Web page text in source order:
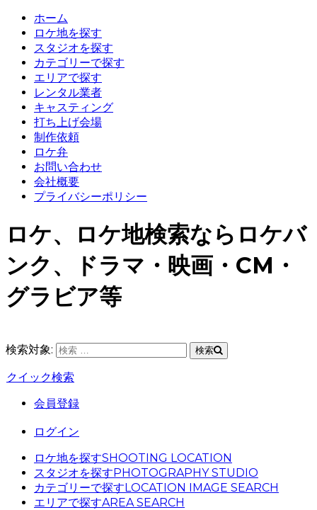
ホーム
ロケ地を探す
スタジオを探す
カテゴリーで探す
エリアで探す
レンタル業者
キャスティング
打ち上げ会場
制作依頼
ロケ弁
お問い合わせ
会社概要
プライバシーポリシー
ロケ、ロケ地検索ならロケバ
ンク、ドラマ・映画・CM・
グラビア等
検索対象: 検索
クイック検索
会員登録
ログイン
ロケ地を探すSHOOTING LOCATION
スタジオを探すPHOTOGRAPHY STUDIO
カテゴリーで探すLOCATION IMAGE SEARCH
エリアで探すAREA SEARCH